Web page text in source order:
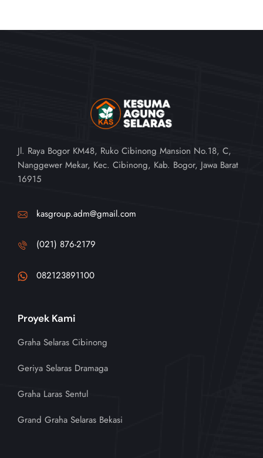
Jl. Raya Bogor KM48, Ruko Cibinong Mansion No.18, C,
Nanggewer Mekar, Kec. Cibinong, Kab. Bogor, Jawa Barat
16915
kasgroup.adm@gmail.com
(021) 876-2179
082123891100
Proyek Kami
Graha Selaras Cibinong
Geriya Selaras Dramaga
Graha Laras Sentul
Grand Graha Selaras Bekasi